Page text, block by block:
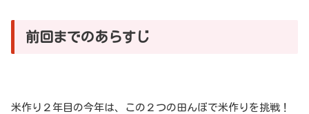
前回までのあらすじ
米作り２年目の今年は、この２つの田んぼで米作りを挑戦！